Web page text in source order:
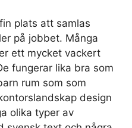
plats att samlas
på jobbet. Många
ett mycket vackert
fungerar lika bra som
rum som som
design
olika typer av